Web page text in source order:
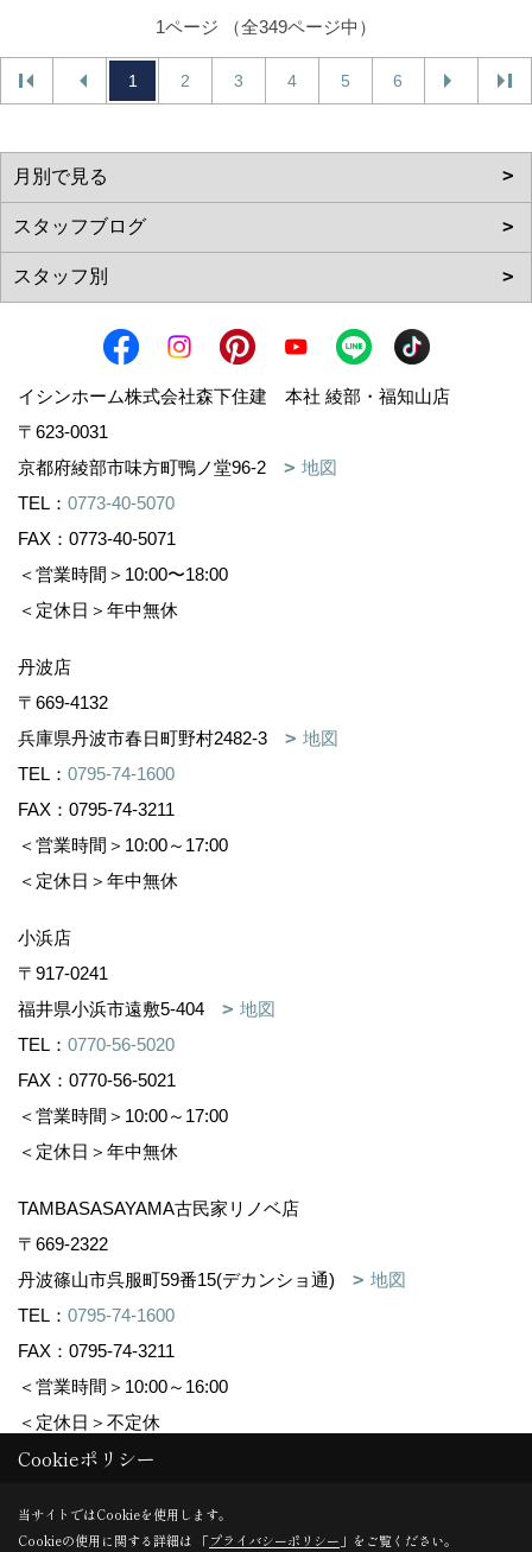
1ページ （全349ページ中）
1 2 3 4 5 6
イシンホーム株式会社森下住建 本社 綾部・福知山店
〒623-0031
京都府綾部市味方町鴨ノ堂96-2
地図
TEL： 0773-40-5070
FAX：0773-40-5071
＜営業時間＞10:00〜18:00
＜定休日＞年中無休
丹波店
〒669-4132
兵庫県丹波市春日町野村2482-3
地図
TEL： 0795-74-1600
FAX：0795-74-3211
＜営業時間＞10:00～17:00
＜定休日＞年中無休
小浜店
〒917-0241
福井県小浜市遠敷5-404
地図
TEL： 0770-56-5020
FAX：0770-56-5021
＜営業時間＞10:00～17:00
＜定休日＞年中無休
TAMBASASAYAMA古民家リノベ店
〒669-2322
丹波篠山市呉服町59番15(デカンショ通)
地図
TEL： 0795-74-1600
FAX：0795-74-3211
＜営業時間＞10:00～16:00
＜定休日＞不定休
Copyright (c) 株式会社森下住建. All Rights Reserved.
Produced byゴデスクリエイト
Cookieポリシー
当サイトではCookieを使用します。
Cookieの使用に関する詳細は 「プライバシーポリシー 」をご覧ください。